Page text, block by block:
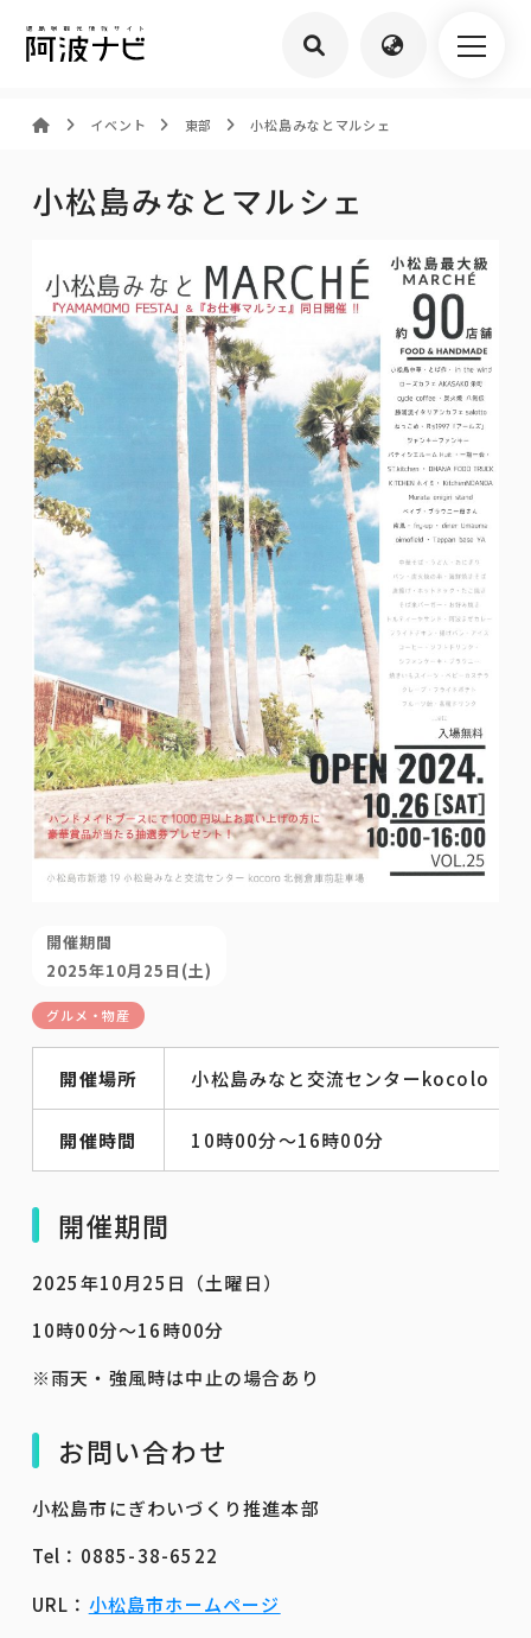
イベント 東部 小松島みなとマルシェ
小松島みなとマルシェ
開催期間
2025年10月25日(土)
グルメ・物産
開催場所 小松島みなと交流センターkocolo
開催時間 10時00分～16時00分
開催期間
2025年10月25日（土曜日）
10時00分～16時00分
※雨天・強風時は中止の場合あり
お問い合わせ
小松島市にぎわいづくり推進本部
Tel：0885-38-6522
URL： 小松島市ホームページ